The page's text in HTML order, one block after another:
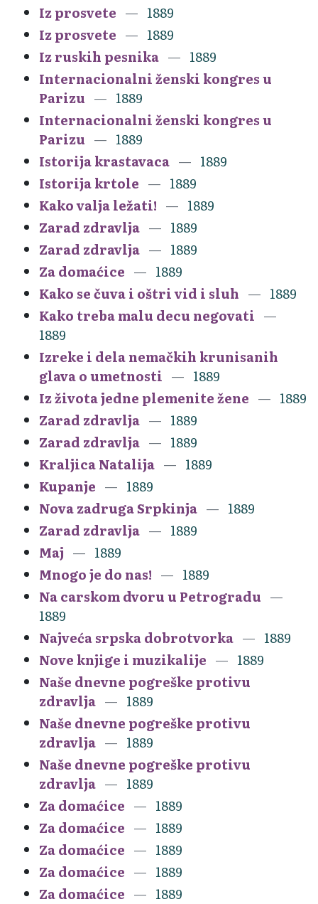
Iz prosvete
1889
Iz prosvete
1889
Iz ruskih pesnika
1889
Internacionalni ženski kongres u
Parizu
1889
Internacionalni ženski kongres u
Parizu
1889
Istorija krastavaca
1889
Istorija krtole
1889
Kako valja ležati!
1889
Zarad zdravlja
1889
Zarad zdravlja
1889
Za domaćice
1889
Kako se čuva i oštri vid i sluh
1889
Kako treba malu decu negovati
1889
Izreke i dela nemačkih krunisanih
glava o umetnosti
1889
Iz života jedne plemenite žene
1889
Zarad zdravlja
1889
Zarad zdravlja
1889
Kraljica Natalija
1889
Kupanje
1889
Nova zadruga Srpkinja
1889
Zarad zdravlja
1889
Maj
1889
Mnogo je do nas!
1889
Na carskom dvoru u Petrogradu
1889
Najveća srpska dobrotvorka
1889
Nove knjige i muzikalije
1889
Naše dnevne pogreške protivu
zdravlja
1889
Naše dnevne pogreške protivu
zdravlja
1889
Naše dnevne pogreške protivu
zdravlja
1889
Za domaćice
1889
Za domaćice
1889
Za domaćice
1889
Za domaćice
1889
Za domaćice
1889